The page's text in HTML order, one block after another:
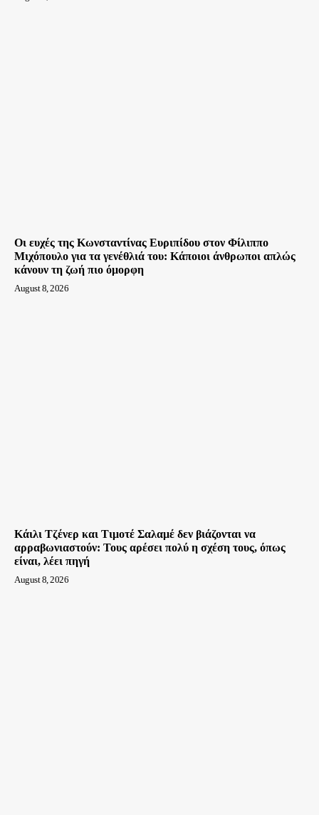
Οι ευχές της Κωνσταντίνας Ευριπίδου στον Φίλιππο
Μιχόπουλο για τα γενέθλιά του: Κάποιοι άνθρωποι απλώς
κάνουν τη ζωή πιο όμορφη
August 8, 2026
Κάιλι Τζένερ και Τιμοτέ Σαλαμέ δεν βιάζονται να
αρραβωνιαστούν: Τους αρέσει πολύ η σχέση τους, όπως
είναι, λέει πηγή
August 8, 2026